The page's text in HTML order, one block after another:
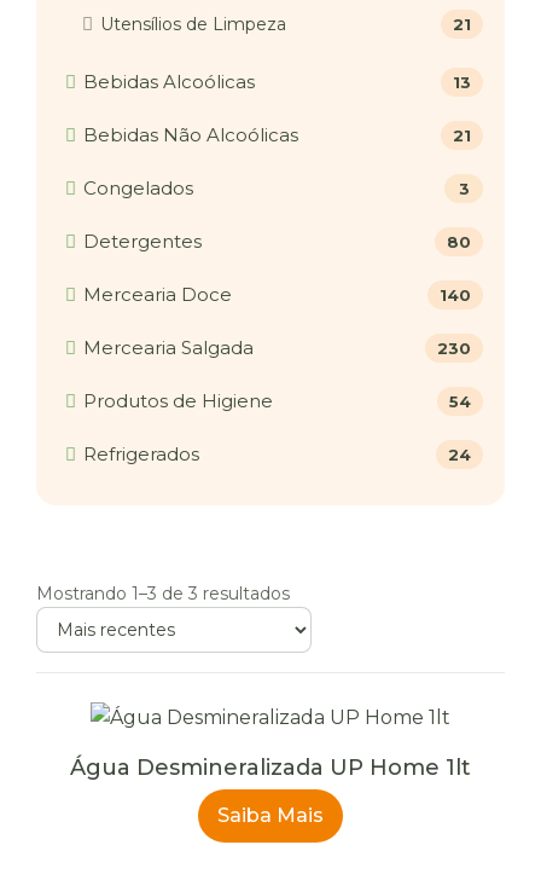
Utensílios de Limpeza 21
Bebidas Alcoólicas 13
Bebidas Não Alcoólicas 21
Congelados 3
Detergentes 80
Mercearia Doce 140
Mercearia Salgada 230
Produtos de Higiene 54
Refrigerados 24
Mostrando 1–3 de 3 resultados
Ordenar
produtos
Água Desmineralizada UP Home 1lt
Saiba Mais